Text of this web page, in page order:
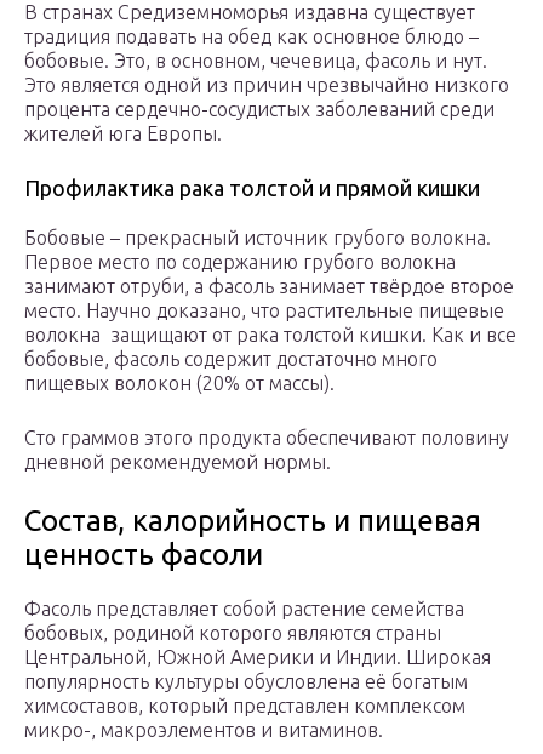
В странах Средиземноморья издавна существует
традиция подавать на обед как основное блюдо –
бобовые. Это, в основном, чечевица, фасоль и нут.
Это является одной из причин чрезвычайно низкого
процента сердечно-сосудистых заболеваний среди
жителей юга Европы.
Профилактика рака толстой и прямой кишки
Бобовые – прекрасный источник грубого волокна.
Первое место по содержанию грубого волокна
занимают отруби, а фасоль занимает твёрдое второе
место. Научно доказано, что растительные пищевые
волокна защищают от рака толстой кишки. Как и все
бобовые, фасоль содержит достаточно много
пищевых волокон (20% от массы).
Сто граммов этого продукта обеспечивают половину
дневной рекомендуемой нормы.
Состав, калорийность и пищевая
ценность фасоли
Фасоль представляет собой растение семейства
бобовых, родиной которого являются страны
Центральной, Южной Америки и Индии. Широкая
популярность культуры обусловлена её богатым
химсоставов, который представлен комплексом
микро-, макроэлементов и витаминов.